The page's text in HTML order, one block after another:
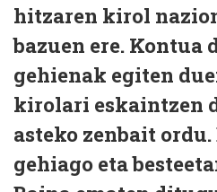
hitzaren kirol
bazuen ere. Kontua
gehienak egiten
kirolari eskaintzen
asteko zenbait
gehiago eta